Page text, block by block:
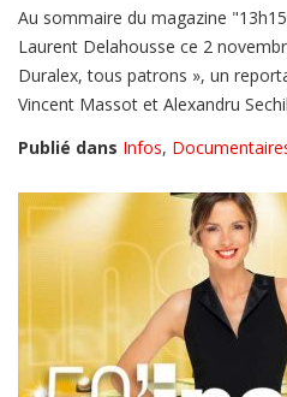
Au sommaire du magazine
Laurent Delahousse ce 2
Duralex, tous patrons », un
Vincent Massot et Alexandru
Publié dans Infos,